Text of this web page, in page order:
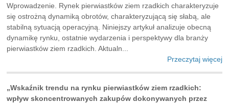
Wprowadzenie. Rynek pierwiastków ziem rzadkich charakteryzuje
się ostrożną dynamiką obrotów, charakteryzującą się słabą, ale
stabilną sytuacją operacyjną. Niniejszy artykuł analizuje obecną
dynamikę rynku, ostatnie wydarzenia i perspektywy dla branży
pierwiastków ziem rzadkich. Aktualn...
Przeczytaj więcej
„Wskaźnik trendu na rynku pierwiastków ziem rzadkich:
wpływ skoncentrowanych zakupów dokonywanych przez